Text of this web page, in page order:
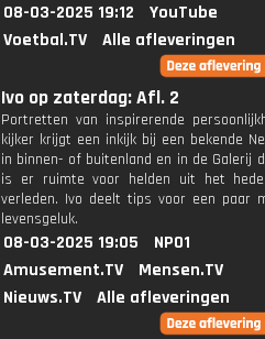
08-03-2025 19:12
YouTube
Voetbal.TV
Alle afleveringen
Ivo op zaterdag: Afl. 2
Portretten van inspirerende
kijker krijgt een inkijk bij een bekende
in binnen- of buitenland en in de Galerij
is er ruimte voor helden uit het
verleden. Ivo deelt tips voor een paar
levensgeluk.
08-03-2025 19:05
NPO1
Amusement.TV
Mensen.TV
Nieuws.TV
Alle afleveringen